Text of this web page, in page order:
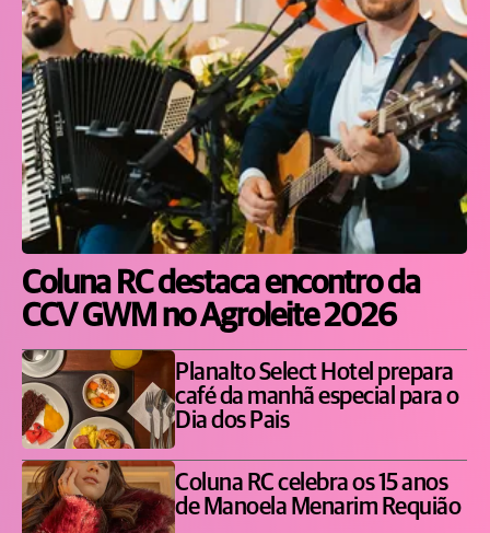
Coluna RC destaca encontro da
CCV GWM no Agroleite 2026
Planalto Select Hotel prepara
café da manhã especial para o
Dia dos Pais
Coluna RC celebra os 15 anos
de Manoela Menarim Requião